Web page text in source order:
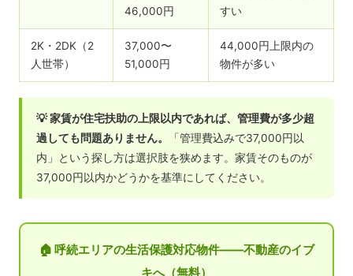
46,000円
すい
2K・2DK（2
人世帯）
37,000〜
51,000円
44,000円上限内の
物件が多い
💡 家賃が住宅扶助の上限以内であれば、管理費が多少超
過しても問題ありません。
「管理費込みで37,000円以
内」という探し方は選択肢を狭めます。家賃そのものが
37,000円以内かどうかを基準にしてください。
🏠 呼続エリアの生活保護対応物件——不動産のイブ
キへ（無料）